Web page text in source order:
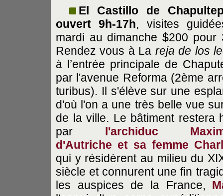
El Castillo de
ouvert 9h-17h, visites
mardi au dimanche $200 pour
Rendez vous à La reja de los
à l’entrée principale de
par l'avenue Reforma (2ème
turibus). Il s'élève sur une
d'où l'on a une très belle vue
de la ville. Le bâtiment restera
par l'archiduc
d'Autriche et sa femme
qui y résidèrent au milieu du
siècle et connurent une fin
les auspices de la France,